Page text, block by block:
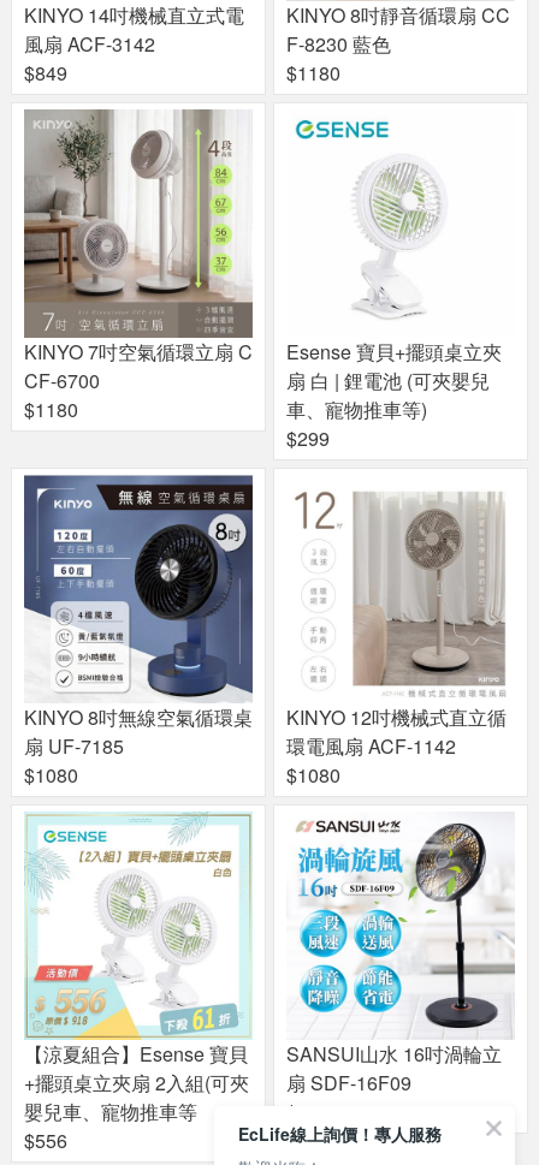
KINYO 14吋機械直立式電
風扇 ACF-3142
$849
KINYO 8吋靜音循環扇 CC
F-8230 藍色
$1180
KINYO 7吋空氣循環立扇 C
CF-6700
$1180
Esense 寶貝+擺頭桌立夾
扇 白 | 鋰電池 (可夾嬰兒
車、寵物推車等)
$299
KINYO 8吋無線空氣循環桌
扇 UF-7185
$1080
KINYO 12吋機械式直立循
環電風扇 ACF-1142
$1080
【涼夏組合】Esense 寶貝
+擺頭桌立夾扇 2入組(可夾
嬰兒車、寵物推車等
$556
SANSUI山水 16吋渦輪立
扇 SDF-16F09
$1090
EcLife線上詢價！專人服務